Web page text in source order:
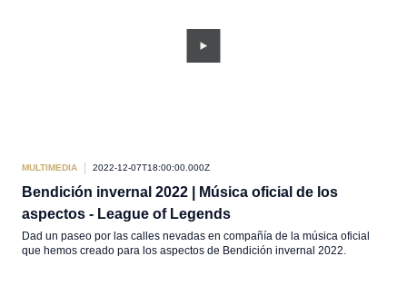
MULTIMEDIA 2022-12-07T18:00:00.000Z
Bendición invernal 2022 | Música oficial de los
aspectos - League of Legends
Dad un paseo por las calles nevadas en compañía de la música oficial
que hemos creado para los aspectos de Bendición invernal 2022.